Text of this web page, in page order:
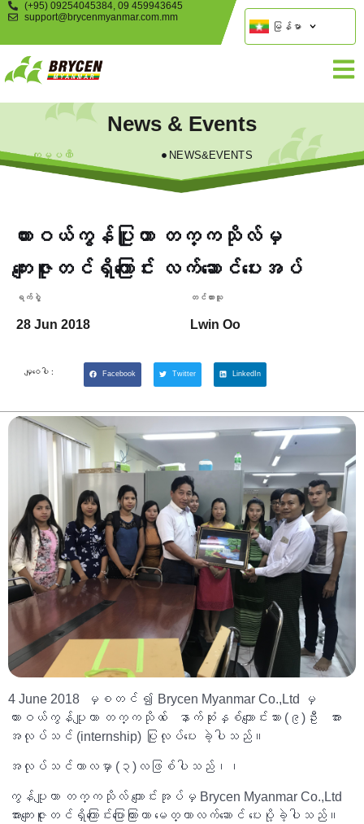
(+95) 09254045384, 09 459943645
support@brycenmyanmar.com.mm
မြန်မာ
News & Events
ကုမ္ပဏီ NEWS&EVENTS
ထားဝယ်ကွန်ပြူတာ တက္ကသိုလ်မှ
ကျေးဇူးတင်ရှိကြောင်း လက်ဆောင်ပေးအပ်
ရက်စွဲ့
28 Jun 2018
တင်ထားသူ
Lwin Oo
မျှဝေပါ : Facebook Twitter LinkedIn
4 June 2018 မှစတင် ၍ Brycen Myanmar Co.,Ltd မှ
ထားဝယ်ကွန်ပျူတာ တက္ကသိုလ် ေ နာက်ဆုံးနှစ်ကျောင်းသား (၉)ဦး အား
အလုပ်သင် (internship) ပြုလုပ်ပေး ခဲ့ပါသည်။
အလုပ်သင်ကာလမှာ (၃)လဖြစ်ပါသည်၊၊
ကွန်ပျူတာ တက္ကသိုလ် ကျောင်းအုပ်မှ Brycen Myanmar Co.,Ltd
အားကျေးဇူးတင်ရှိကြောင်းပြောကြားကာ မေတ္တာလက်ဆောင် ပေးပို့ခဲ့ပါသည်။